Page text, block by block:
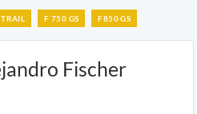
TRAIL F 750 GS F850 GS
Fischer